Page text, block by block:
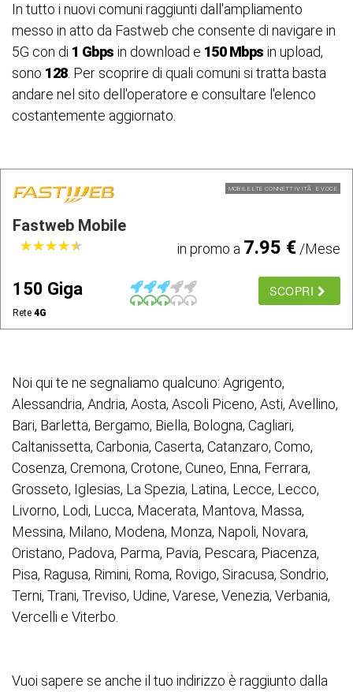
In tutto i nuovi comuni raggiunti dall'ampliamento
messo in atto da Fastweb che consente di navigare in
5G con di 1 Gbps in download e 150 Mbps in upload,
sono 128. Per scoprire di quali comuni si tratta basta
andare nel sito dell'operatore e consultare l'elenco
costantemente aggiornato.
MOBILE LTE CONNETTIVITÃ E VOCE
Fastweb Mobile
★★★★★
★★★★★ in promo a 7.95 €/Mese
150 Giga
Rete 4G
SCOPRI
Noi qui te ne segnaliamo qualcuno: Agrigento,
Alessandria, Andria, Aosta, Ascoli Piceno, Asti, Avellino,
Bari, Barletta, Bergamo, Biella, Bologna, Cagliari,
Caltanissetta, Carbonia, Caserta, Catanzaro, Como,
Cosenza, Cremona, Crotone, Cuneo, Enna, Ferrara,
Grosseto, Iglesias, La Spezia, Latina, Lecce, Lecco,
Livorno, Lodi, Lucca, Macerata, Mantova, Massa,
Messina, Milano, Modena, Monza, Napoli, Novara,
Oristano, Padova, Parma, Pavia, Pescara, Piacenza,
Pisa, Ragusa, Rimini, Roma, Rovigo, Siracusa, Sondrio,
Terni, Trani, Treviso, Udine, Varese, Venezia, Verbania,
Vercelli e Viterbo.
Vuoi sapere se anche il tuo indirizzo è raggiunto dalla